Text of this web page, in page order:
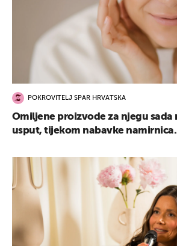
POKROVITELJ SPAR HRVATSKA
Omiljene proizvode za njegu sada
usput, tijekom nabavke